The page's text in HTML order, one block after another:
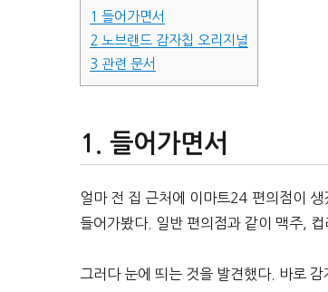
1 들어가면서
2 노브랜드 감자칩 오리지널
3 관련 문서
들어가면서
얼마 전 집 근처에 이마트24 편의점이
들어가봤다. 일반 편의점과 같이 맥주,
그러다 눈에 띄는 것을 발견했다. 바로